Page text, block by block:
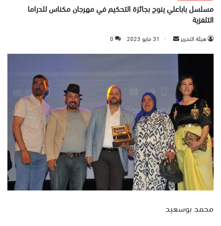
مسلسل باباعلي ينوج بجائزة التحكيم في مهرجان مكناس للدراما
التلفزية
هيئة التحرير
ي
د
ا
إ
ل
ك
ت
ر
ن
31 مايو 2023 0
محمد بوسعيد